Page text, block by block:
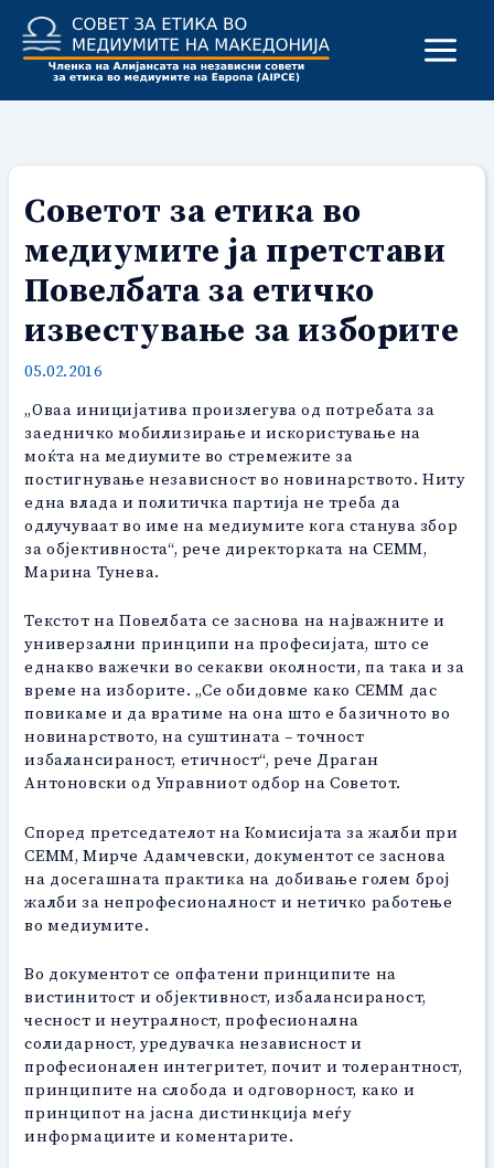
content
Советот за етика во
медиумите ја претстави
Повелбата за етичко
известување за изборите
05.02.2016
„Оваа иницијатива произлегува од потребата за
заедничко мобилизирање и искористување на
моќта на медиумите во стремежите за
постигнување независност во новинарството. Ниту
една влада и политичка партија не треба да
одлучуваат во име на медиумите кога станува збор
за објективноста“, рече директорката на СЕММ,
Марина Тунева.
Текстот на Повелбата се заснова на најважните и
универзални принципи на професијата, што се
еднакво важечки во секакви околности, па така и за
време на изборите. „Се обидовме како СЕММ дас
повикаме и да вратиме на она што е базичното во
новинарството, на суштината – точност
избалансираност, етичност“, рече Драган
Антоновски од Управниот одбор на Советот.
Според претседателот на Комисијата за жалби при
СЕММ, Мирче Адамчевски, документот се заснова
на досегашната практика на добивање голем број
жалби за непрофесионалност и нетичко работење
во медиумите.
Во документот се опфатени принципите на
вистинитост и објективност, избалансираност,
чесност и неутралност, професионална
солидарност, уредувачка независност и
професионален интегритет, почит и толерантност,
принципите на слобода и одговорност, како и
принципот на јасна дистинкција меѓу
информациите и коментарите.